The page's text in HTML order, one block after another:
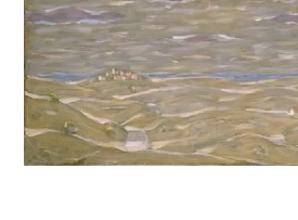
VOL. 2 : LES
VOL. 3 : CRAYONS DE